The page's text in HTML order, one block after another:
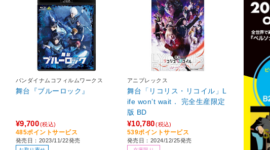
バンダイナムコフィルムワークス
舞台『ブルーロック』
¥9,700(税込)
485ポイントサービス
発売日：2023/11/22発売
アニプレックス
舞台「リコリス・リコイル」L
ife won’t wait． 完全生産限定
版 BD
¥10,780(税込)
539ポイントサービス
発売日：2024/12/25発売